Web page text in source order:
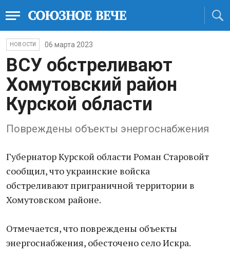
НОВОСТИ 06 марта 2023
ВСУ обстреливают
Хомутовский район
Курской области
Повреждены объекты энергоснабжения
Губернатор Курской области Роман Старовойт
сообщил, что украинские войска
обстреливают приграничной территории в
Хомутовском районе.
Отмечается, что повреждены объекты
энергоснабжения, обесточено село Искра.